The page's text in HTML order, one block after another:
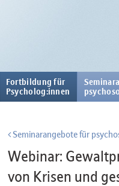
Fortbildung für
Psycholog:innen
Seminarangebote für
Webinar:
von Krisen und